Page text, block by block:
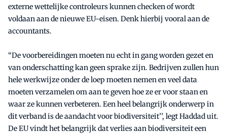
externe wettelijke controleurs kunnen checken of wordt
voldaan aan de nieuwe EU-eisen. Denk hierbij vooral aan de
accountants.
“De voorbereidingen moeten nu echt in gang worden gezet en
van onderschatting kan geen sprake zijn. Bedrijven zullen hun
hele werkwijze onder de loep moeten nemen en veel data
moeten verzamelen om aan te geven hoe ze er voor staan en
waar ze kunnen verbeteren. Een heel belangrijk onderwerp in
dit verband is de aandacht voor biodiversiteit’’, legt Haddad uit.
De EU vindt het belangrijk dat verlies aan biodiversiteit een